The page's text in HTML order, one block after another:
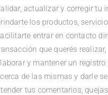
actualizar y corregir tu
los productos,
entrar en contacto
que querés realizar,
y mantener un
de las mismas y darle
tus comentarios,